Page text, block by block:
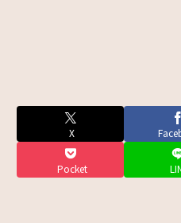
X
Pocket